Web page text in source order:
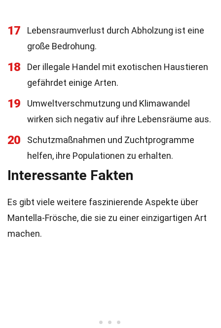
17
Lebensraumverlust durch Abholzung ist eine
große Bedrohung.
18
Der illegale Handel mit exotischen Haustieren
gefährdet einige Arten.
19
Umweltverschmutzung und Klimawandel
wirken sich negativ auf ihre Lebensräume aus.
20
Schutzmaßnahmen und Zuchtprogramme
helfen, ihre Populationen zu erhalten.
Interessante Fakten
Es gibt viele weitere faszinierende Aspekte über
Mantella-Frösche, die sie zu einer einzigartigen Art
machen.